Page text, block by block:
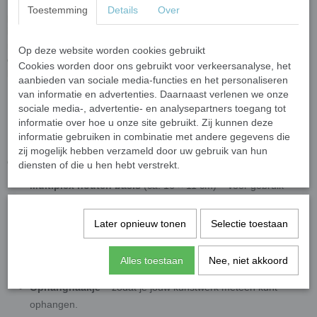
perfecte keuze voor beginners, kinderen (onder toezicht) en
mozaïekpakket bevat alle materialen die je nodig hebt om een
duurzame en vrolijke mozaïekuil te maken – zonder zagen of
knippen.
Compleet mozaïekpakket met
hoogwaardige materialen
Het mozaïekpakket is zorgvuldig samengesteld, zodat je direct aan
de slag kunt. Je ontvangt:
Multiplex houten basis(ca. 16 × 11 cm) – voor gebruik
Mix van keramische en glazen mozaïeksteentjes
–
kleurrijk, transparant en duurzaam voor een uniek resultaat.
Ophanghaakje– zodat je jouw kunstwerk meteen kunt
ophangen.
Toestemming Details Over
Op deze website worden cookies gebruikt
Cookies worden door ons gebruikt voor verkeersanalyse, het
aanbieden van sociale media-functies en het personaliseren
van informatie en advertenties. Daarnaast verlenen we onze
sociale media-, advertentie- en analysepartners toegang tot
informatie over hoe u onze site gebruikt. Zij kunnen deze
informatie gebruiken in combinatie met andere gegevens die
zij mogelijk hebben verzameld door uw gebruik van hun
diensten of die u hen hebt verstrekt.
Later opnieuw tonen Selectie toestaan
Alles toestaan Nee, niet akkoord